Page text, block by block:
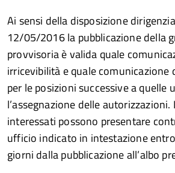
Facebook
su
Whatsapp
Ai sensi della disposizione
12/05/2016 la pubblicazione della
provvisoria è valida quale
irricevibilità e quale
per le posizioni successive a quelle
l’assegnazione delle autorizzazioni.
interessati possono presentare
ufficio indicato in intestazione
giorni dalla pubblicazione all’albo